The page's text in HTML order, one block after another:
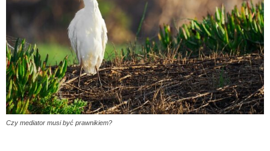
Czy mediator musi być prawnikiem?